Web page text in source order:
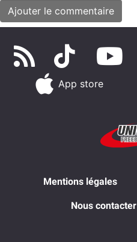
App store
Mentions légales
Nous contacter